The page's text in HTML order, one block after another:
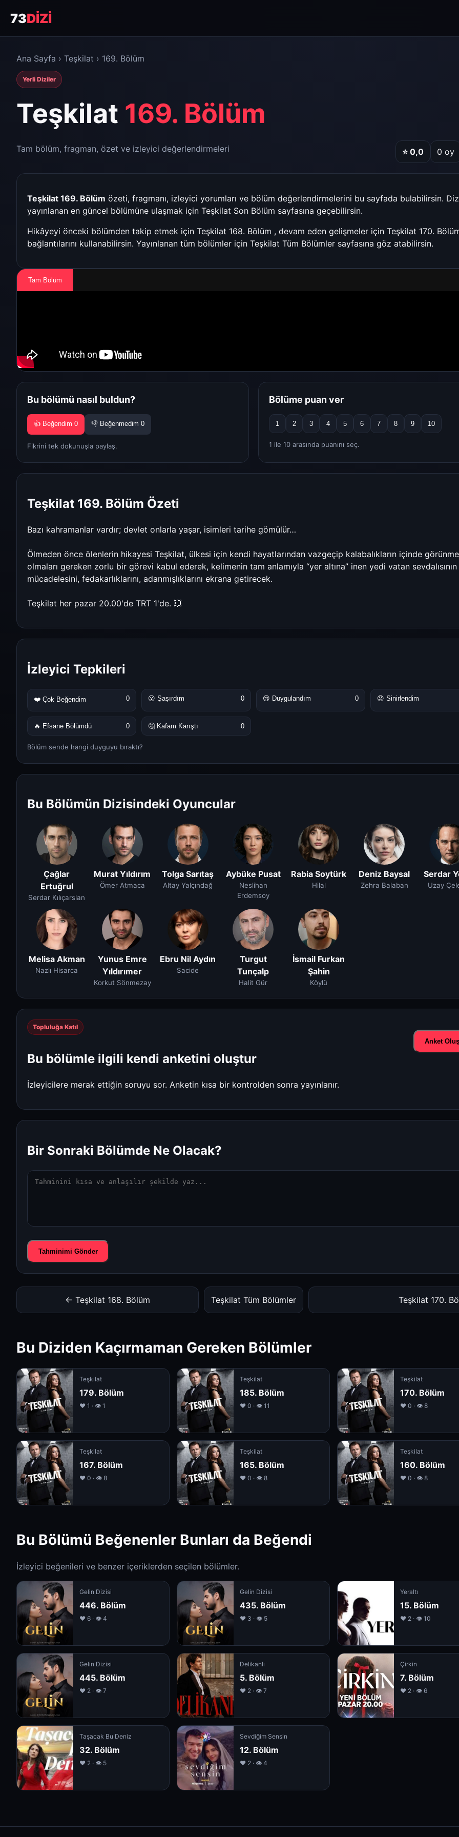
73DİZİ
Ana Sayfa › Teşkilat › 169. Bölüm
Yerli Diziler
Teşkilat 169. Bölüm
Tam bölüm, fragman, özet ve izleyici değerlendirmeleri ⭐0,0 0 oy
Teşkilat 169. Bölüm özeti, fragmanı, izleyici yorumları ve bölüm değerlendirmelerini bu sayfada bulabilirsin.
yayınlanan en güncel bölümüne ulaşmak için Teşkilat Son Bölüm sayfasına geçebilirsin.
Hikâyeyi önceki bölümden takip etmek için Teşkilat 168. Bölüm , devam eden gelişmeler için Teşkilat 170.
bağlantılarını kullanabilirsin. Yayınlanan tüm bölümler için Teşkilat Tüm Bölümler sayfasına göz atabilirsin.
Tam Bölüm
Bu bölümü nasıl buldun?
👍 Beğendim 0 👎 Beğenmedim 0
Fikrini tek dokunuşla paylaş.
Bölüme puan ver
1 2 3 4 5 6 7 8 9 10
1 ile 10 arasında puanını seç.
Teşkilat 169. Bölüm Özeti
Bazı kahramanlar vardır; devlet onlarla yaşar, isimleri tarihe gömülür…
Ölmeden önce ölenlerin hikayesi Teşkilat, ülkesi için kendi hayatlarından vazgeçip kalabalıkların içinde
olmaları gereken zorlu bir görevi kabul ederek, kelimenin tam anlamıyla “yer altına” inen yedi vatan sevdalısının
mücadelesini, fedakarlıklarını, adanmışlıklarını ekrana getirecek.
Teşkilat her pazar 20.00'de TRT 1'de. 💥
İzleyici Tepkileri
❤️ Çok Beğendim 0 😮 Şaşırdım 0 😢 Duygulandım 0 😡 Sinirlendim
🔥 Efsane Bölümdü 0 🤔 Kafam Karıştı 0
Bölüm sende hangi duyguyu bıraktı?
Bu Bölümün Dizisindeki Oyuncular
Çağlar
Ertuğrul
Serdar Kılıçarslan
Murat Yıldırım
Ömer Atmaca
Tolga Sarıtaş
Altay Yalçındağ
Aybüke Pusat
Neslihan
Erdemsoy
Rabia Soytürk
Hilal
Deniz Baysal
Zehra Balaban
Serdar
Uzay
Melisa Akman
Nazlı Hisarca
Yunus Emre
Yıldırımer
Korkut Sönmezay
Ebru Nil Aydın
Sacide
Turgut
Tunçalp
Halit Gür
İsmail Furkan
Şahin
Köylü
Topluluğa Katıl
Bu bölümle ilgili kendi anketini oluştur
İzleyicilere merak ettiğin soruyu sor. Anketin kısa bir kontrolden sonra yayınlanır.
Anket
Bir Sonraki Bölümde Ne Olacak?
Tahminimi Gönder
← Teşkilat 168. Bölüm Teşkilat Tüm Bölümler Teşkilat 170.
Bu Diziden Kaçırmaman Gereken Bölümler
Teşkilat
179. Bölüm
❤️ 1 · 👁 1
Teşkilat
185. Bölüm
❤️ 0 · 👁 11
Teşkilat
170. Bölüm
❤️ 0 · 👁 8
Teşkilat
167. Bölüm
❤️ 0 · 👁 8
Teşkilat
165. Bölüm
❤️ 0 · 👁 8
Teşkilat
160. Bölüm
❤️ 0 · 👁 8
Bu Bölümü Beğenenler Bunları da Beğendi
İzleyici beğenileri ve benzer içeriklerden seçilen bölümler.
Gelin Dizisi
446. Bölüm
❤️ 6 · 👁 4
Gelin Dizisi
435. Bölüm
❤️ 3 · 👁 5
Yeraltı
15. Bölüm
❤️ 2 · 👁 10
Gelin Dizisi
445. Bölüm
❤️ 2 · 👁 7
Delikanlı
5. Bölüm
❤️ 2 · 👁 7
Çirkin
7. Bölüm
❤️ 2 · 👁 6
Taşacak Bu Deniz
32. Bölüm
❤️ 2 · 👁 5
Sevdiğim Sensin
12. Bölüm
❤️ 2 · 👁 4